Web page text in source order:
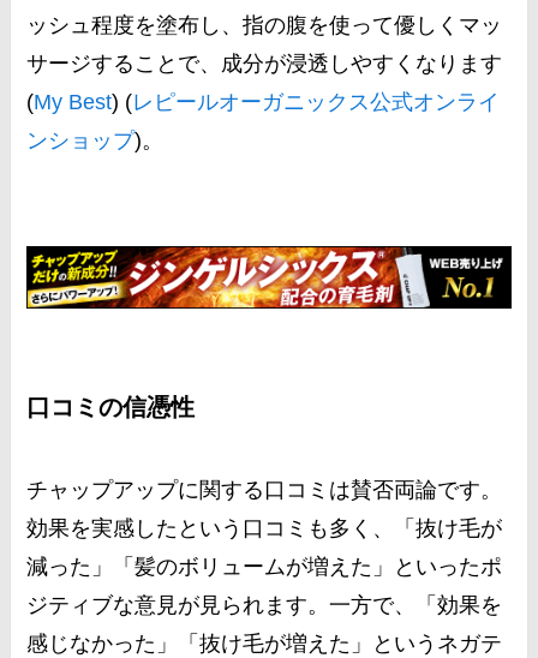
ッシュ程度を塗布し、指の腹を使って優しくマッ
サージすることで、成分が浸透しやすくなります​
(My Best)​​ (レピールオーガニックス公式オンライ
ンショップ)​。
口コミの信憑性
チャップアップに関する口コミは賛否両論です。
効果を実感したという口コミも多く、「抜け毛が
減った」「髪のボリュームが増えた」といったポ
ジティブな意見が見られます。一方で、「効果を
感じなかった」「抜け毛が増えた」というネガテ